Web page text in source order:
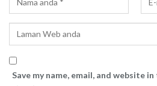
Save my name, email, and website